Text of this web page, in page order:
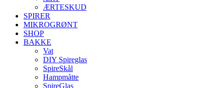
ÆRTESKUD
SPIRER
MIKROGRØNT
SHOP
BAKKE
Vat
DIY Spireglas
SpireSkål
Hampmåtte
SpireGlas